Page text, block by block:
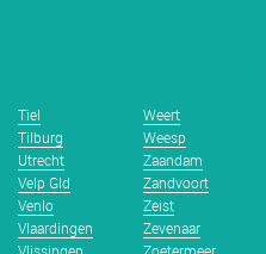
Tiel
Tilburg
Utrecht
Velp Gld
Venlo
Vlaardingen
Weert
Weesp
Zaandam
Zandvoort
Zeist
Zevenaar